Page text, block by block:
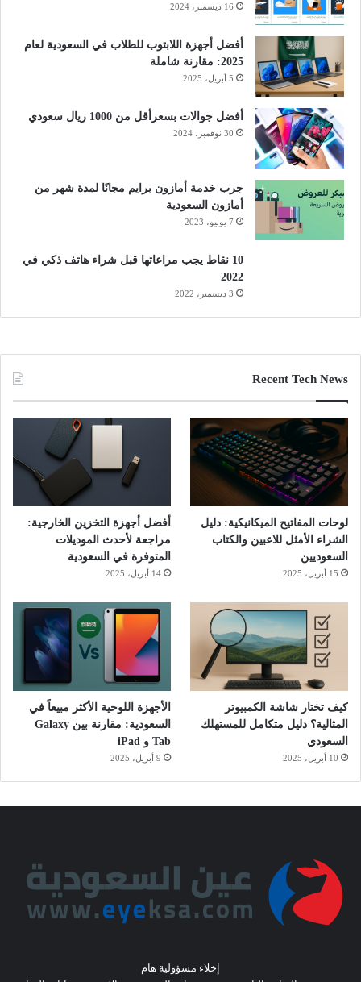
16 ديسمبر، 2024
أفضل أجهزة اللابتوب للطلاب في السعودية لعام
2025: مقارنة شاملة
5 أبريل، 2025
أفضل جوالات بسعرأقل من 1000 ريال سعودي
30 نوفمبر، 2024
جرب خدمة أمازون برايم مجانًا لمدة شهر من
أمازون السعودية
7 يونيو، 2023
10 نقاط يجب مراعاتها قبل شراء هاتف ذكي في
2022
3 ديسمبر، 2022
Recent Tech News
لوحات المفاتيح الميكانيكية: دليل
الشراء الأمثل للاعبين والكتاب
السعوديين
15 أبريل، 2025
أفضل أجهزة التخزين الخارجية:
مراجعة لأحدث الموديلات
المتوفرة في السعودية
14 أبريل، 2025
كيف تختار شاشة الكمبيوتر
المثالية؟ دليل متكامل للمستهلك
السعودي
10 أبريل، 2025
الأجهزة اللوحية الأكثر مبيعاً في
السعودية: مقارنة بين Galaxy
Tab و iPad
9 أبريل، 2025
إخلاء مسؤولية هام